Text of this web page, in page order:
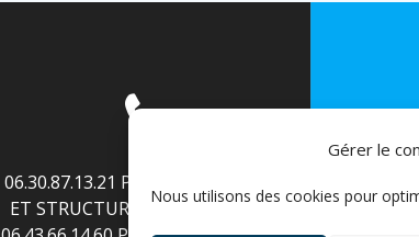
Gérer le
Nous utilisons des cookies pour
06.30.87.13.21 POUR ENTREPRISES
ET STRUCTURES PUBLIQUES ////
© 2026